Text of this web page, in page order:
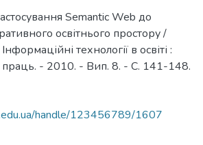
Semantic Web до
освітнього простору /
технології в освіті :
праць. - 2010. - Вип. 8. - С. 141-148.
handle/123456789/1607